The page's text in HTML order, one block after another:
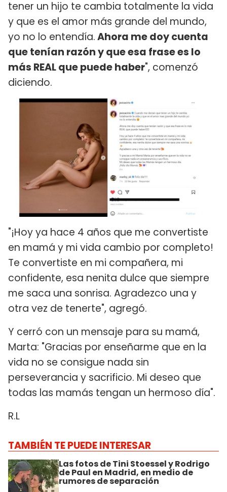
tener un hijo te cambia totalmente la vida
y que es el amor más grande del mundo,
yo no lo entendía.Ahora me doy cuenta
que tenían razón y que esa frase es lo
más REAL que puede haber", comenzó
diciendo.
"¡Hoy ya hace 4 años que me convertiste
en mamá y mi vida cambio por completo!
Te convertiste en mi compañera, mi
confidente, esa nenita dulce que siempre
me saca una sonrisa. Agradezco una y
otra vez de tenerte", agregó.
Y cerró con un mensaje para su mamá,
Marta: "Gracias por enseñarme que en la
vida no se consigue nada sin
perseverancia y sacrificio. Mi deseo que
todas las mamás tengan un hermoso día".
R.L
TAMBIÉN TE PUEDE INTERESAR
Las fotos de Tini Stoessel y Rodrigo
de Paul en Madrid, en medio de
rumores de separación